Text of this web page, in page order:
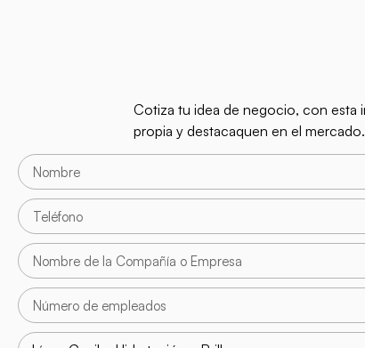
Cotiza tu idea de negocio, con esta
propia y destacaquen en el mercado.